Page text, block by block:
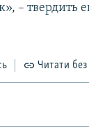
– твердить
Читати без